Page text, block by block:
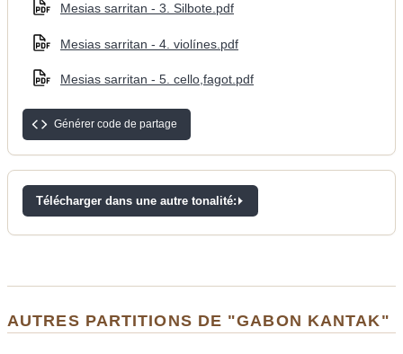
Mesias sarritan - 3. Silbote.pdf
Mesias sarritan - 4. violínes.pdf
Mesias sarritan - 5. cello,fagot.pdf
Générer code de partage
Télécharger dans une autre tonalité:
AUTRES PARTITIONS DE "GABON KANTAK"